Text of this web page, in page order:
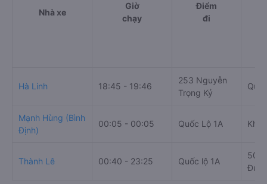
Nhà xe
Giờ
chạy
Điểm
đi
Hà Linh 18:45 - 19:46
253 Nguyễn
Trọng Kỷ
Mạnh Hùng (Bình
Định)
00:05 - 00:05 Quốc Lộ 1A Khu
Thành Lê 00:40 - 23:25 Quốc lộ 1A
501
Đức,